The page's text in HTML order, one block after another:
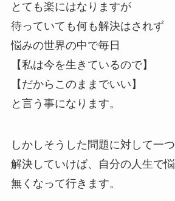
とても楽にはなりますが
待っていても何も解決はされず
悩みの世界の中で毎日
【私は今を生きているので】
【だからこのままでいい】
と言う事になります。
しかしそうした問題に対して一
解決していけば、自分の人生で
無くなって行きます。